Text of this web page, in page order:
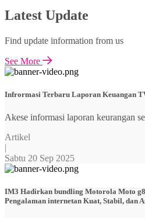
Latest Update
Find update information from us
See More
Infrormasi Terbaru Laporan Keuangan
Akese informasi laporan keurangan
Artikel
|
Sabtu 20 Sep 2025
IM3 Hadirkan bundling Motorola Moto
Pengalaman internetan Kuat, Stabil, dan